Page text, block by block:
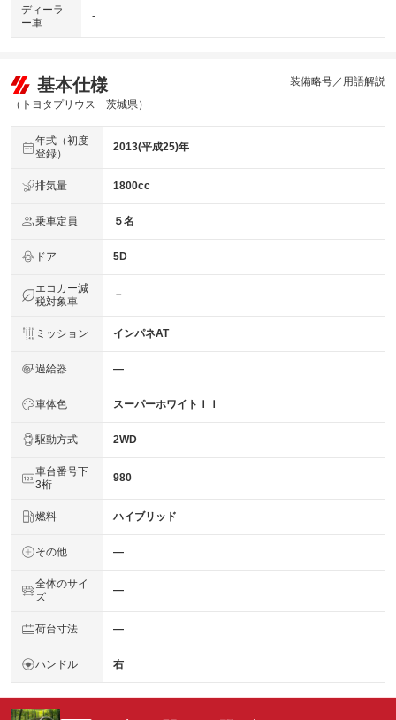
ディーラ
ー車
-
基本仕様
（トヨタプリウス 茨城県）
装備略号／用語解説
年式（初度
登録）
2013(平成25)年
排気量 1800cc
乗車定員 ５名
ドア 5D
エコカー減
税対象車
－
ミッション インパネAT
過給器 ―
車体色 スーパーホワイトＩＩ
駆動方式 2WD
車台番号下
3桁
980
燃料 ハイブリッド
その他 ―
全体のサイ
ズ
―
荷台寸法 ―
ハンドル 右